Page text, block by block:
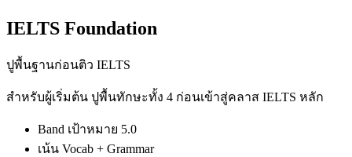
IELTS Foundation
ปูพื้นฐานก่อนติว IELTS
สำหรับผู้เริ่มต้น ปูพื้นทักษะทั้ง 4 ก่อนเข้าสู่คลาส IELTS หลัก
Band เป้าหมาย 5.0
เน้น Vocab + Grammar